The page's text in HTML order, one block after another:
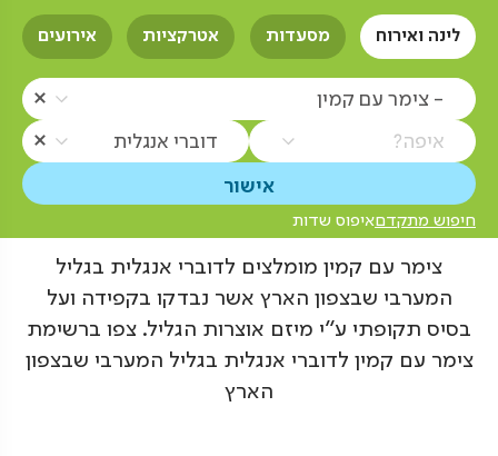
לינה ואירוח מסעדות אטרקציות אירועים
- צימר עם קמין
איפה? דוברי אנגלית
חיפוש מתקדםאיפוס שדות
צימר עם קמין מומלצים לדוברי אנגלית בגליל
המערבי שבצפון הארץ אשר נבדקו בקפידה ועל
בסיס תקופתי ע"י מיזם אוצרות הגליל. צפו ברשימת
צימר עם קמין לדוברי אנגלית בגליל המערבי שבצפון
הארץ